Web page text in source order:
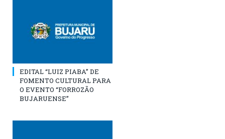
EDITAL “LUIZ PIABA” DE
FOMENTO CULTURAL PARA
O EVENTO “FORROZÃO
BUJARUENSE”